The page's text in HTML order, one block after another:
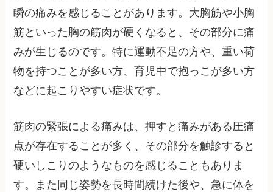
瞬の痛みを感じることがあります。大胸筋や小胸
筋といった胸の筋肉が硬くなると、その部分に痛
みが生じるのです。特に運動不足の方や、重い荷
物を持つことが多い方、育児中で抱っこが多い方
などに起こりやすい症状です。
筋肉の緊張による痛みは、押すと痛みがある圧痛
点が存在することが多く、その部分を触診すると
硬いしこりのようなものを感じることもありま
す。また同じ姿勢を長時間続けた後や、急に体を